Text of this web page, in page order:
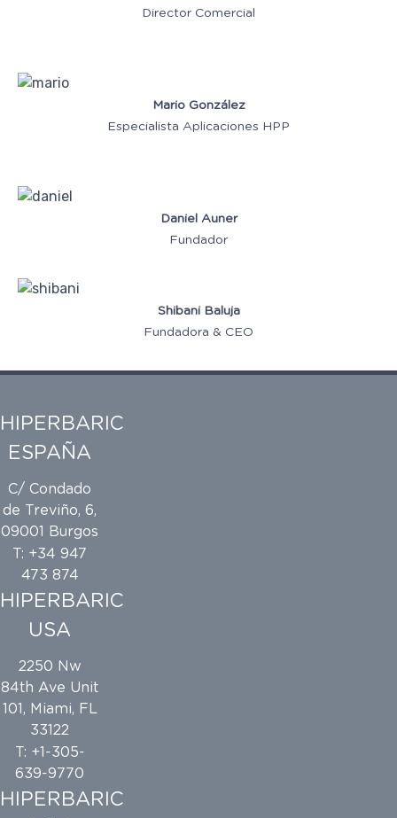
Director Comercial
Mario González
Especialista Aplicaciones HPP
Daniel Auner
Fundador
Shibani Baluja
Fundadora & CEO
HIPERBARIC
ESPAÑA
C/ Condado
de Treviño, 6,
09001 Burgos
T: +34 947
473 874
HIPERBARIC
USA
2250 Nw
84th Ave Unit
101, Miami, FL
33122
T: +1-305-
639-9770
HIPERBARIC